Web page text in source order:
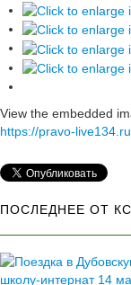
View the embedded
https://pravo-
ПОСЛЕДНЕЕ ОТ